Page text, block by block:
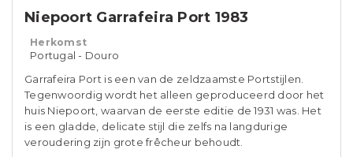
Niepoort Garrafeira Port 1983
Herkomst
Portugal - Douro
Garrafeira Port is een van de zeldzaamste Portstijlen.
Tegenwoordig wordt het alleen geproduceerd door het
huis Niepoort, waarvan de eerste editie de 1931 was. Het
is een gladde, delicate stijl die zelfs na langdurige
veroudering zijn grote frêcheur behoudt.